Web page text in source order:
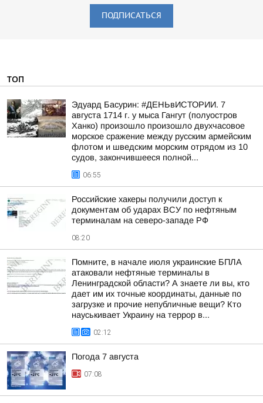
ПОДПИСАТЬСЯ
ТОП
Эдуард Басурин: #ДЕНЬвИСТОРИИ. 7
августа 1714 г. у мыса Гангут (полуостров
Ханко) произошло произошло двухчасовое
морское сражение между русским армейским
флотом и шведским морским отрядом из 10
судов, закончившееся полной...
06:55
Российские хакеры получили доступ к
документам об ударах ВСУ по нефтяным
терминалам на северо-западе РФ
08:20
Помните, в начале июля украинские БПЛА
атаковали нефтяные терминалы в
Ленинградской области? А знаете ли вы, кто
дает им их точные координаты, данные по
загрузке и прочие непубличные вещи? Кто
науськивает Украину на террор в...
02:12
Погода 7 августа
07:08